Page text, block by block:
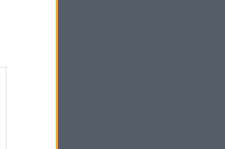
avril 2026
février 2026
janvier 2026